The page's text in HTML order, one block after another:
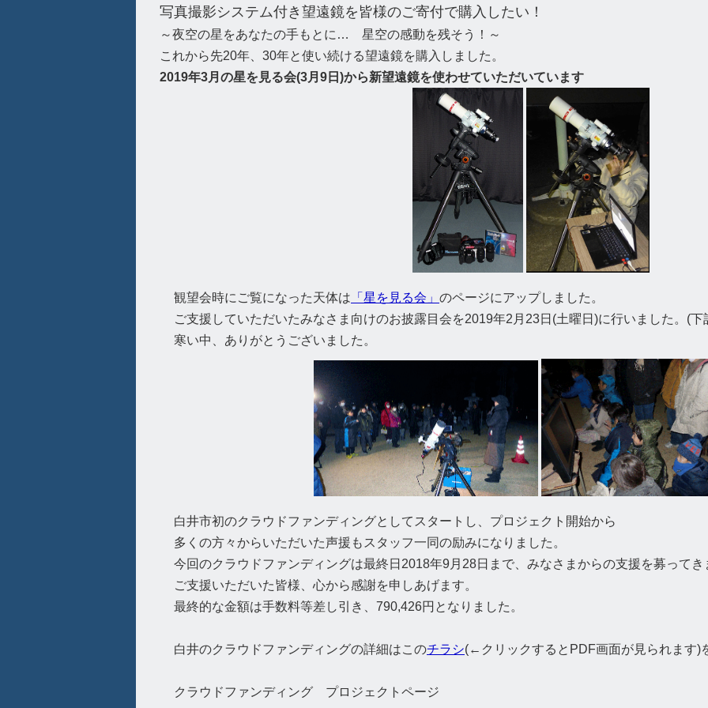
写真撮影システム付き望遠鏡を皆様のご寄付で購入したい！
～夜空の星をあなたの手もとに… 星空の感動を残そう！～
これから先20年、30年と使い続ける望遠鏡を購入しました。
2019年3月の星を見る会(3月9日)から新望遠鏡を使わせていただいています
観望会時にご覧になった天体は 「星を見る会」 のページにアップしました。
ご支援していただいたみなさま向けのお披露目会を2019年2月23日(土曜日)に行いました。(下
寒い中、ありがとうございました。
白井市初のクラウドファンディングとしてスタートし、プロジェクト開始から
多くの方々からいただいた声援もスタッフ一同の励みになりました。
今回のクラウドファンディングは最終日2018年9月28日まで、みなさまからの支援を募ってき
ご支援いただいた皆様、心から感謝を申しあげます。
最終的な金額は手数料等差し引き、790,426円となりました。
白井のクラウドファンディングの詳細はこのチラシ(←クリックするとPDF画面が見られます)
クラウドファンディング プロジェクトページ